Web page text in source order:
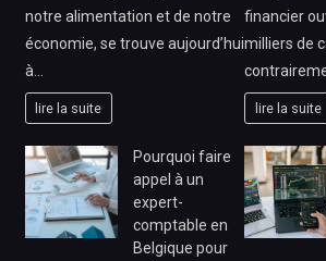
notre alimentation et de notre
économie, se trouve aujourd’hui
à…
lire la suite
financier
milliers de
lire la suite
Pourquoi faire
appel à un
expert-
comptable en
Belgique pour